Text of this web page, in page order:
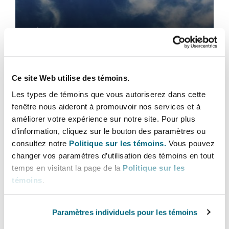
Ce site Web utilise des témoins.
Les types de témoins que vous autoriserez dans cette
fenêtre nous aideront à promouvoir nos services et à
améliorer votre expérience sur notre site. Pour plus
d’information, cliquez sur le bouton des paramètres ou
consultez notre Politique sur les témoins. Vous pouvez
changer vos paramètres d’utilisation des témoins en tout
temps en visitant la page de la Politique sur les
témoins
Paramètres individuels pour les témoins
Entretien, réparation et
Droit réglementaire
Satellites et espace
Couverture d’assurance
Droit maritime
Risques politiques et crédit
Responsabilité du fabricant
Bator
Jersey
York
County
The St Botolph Building
Bulletins
Aviation
Droit aérien commercial non
contentieux